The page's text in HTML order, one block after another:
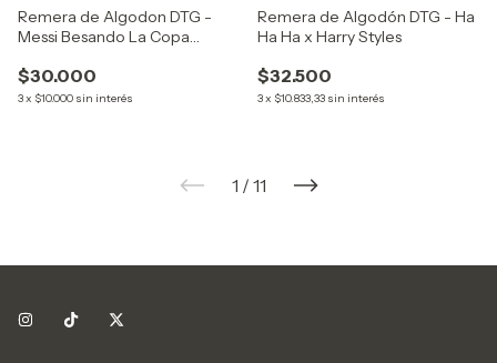
Remera de Algodon DTG -
Messi Besando La Copa
$30.000
3x $10.000 sin interés
Remera de Algodón DTG - Ha
Ha Ha x Harry Styles
$32.500
3x $10.833,33 sin interés
1 / 11